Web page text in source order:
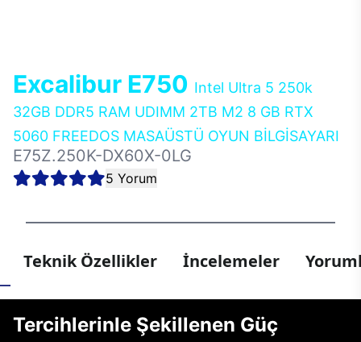
Excalibur E750 Intel Ultra 5 250k
32GB DDR5 RAM UDIMM 2TB M2 8 GB RTX
5060 FREEDOS MASAÜSTÜ OYUN BİLGİSAYARI
E75Z.250K-DX60X-0LG
5 Yorum
Teknik Özellikler İncelemeler
Tercihlerinle Şekillenen Güç